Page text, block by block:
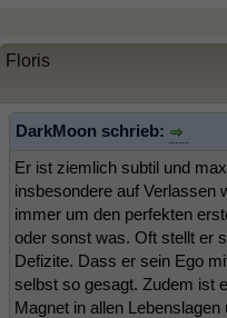
Floris
DarkMoon schrieb:
Er ist ziemlich subtil und
insbesondere auf Verlassen
immer um den perfekten
oder sonst was. Oft stellt er
Defizite. Dass er sein Ego
selbst so gesagt. Zudem ist
Magnet in allen